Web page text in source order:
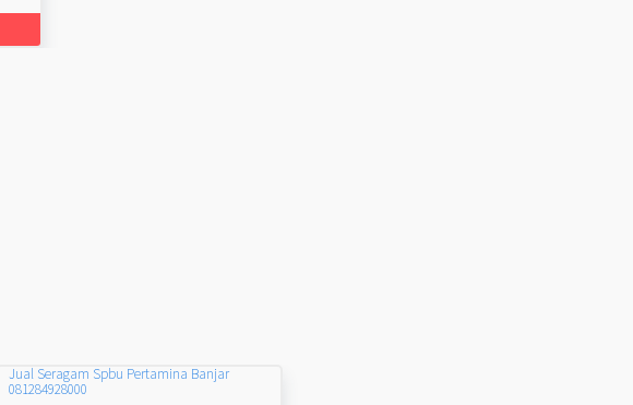
Jual Seragam Spbu Pertamina Banjar
081284928000